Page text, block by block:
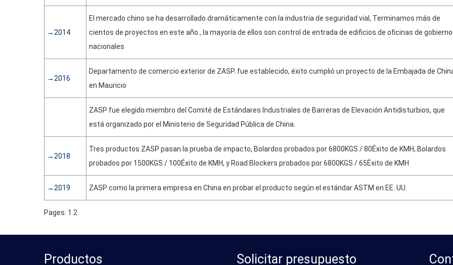
→2014
El mercado chino se ha desarrollado dramáticamente con la industria de seguridad vial, Terminamos más de
cientos de proyectos en este año., la mayoría de ellos son control de entrada de edificios de oficinas de
nacionales
→2016
Departamento de comercio exterior de ZASP. fue establecido, éxito cumplió un proyecto de la Embajada de
en Mauricio
ZASP fue elegido miembro del Comité de Estándares Industriales de Barreras de Elevación Antidisturbios, que
está organizado por el Ministerio de Seguridad Pública de China.
→2018
Tres productos ZASP pasan la prueba de impacto, Bolardos probados por 6800KGS / 80Éxito de KMH, Bolardos
probados por 1500KGS / 100Éxito de KMH, y Road Blockers probados por 6800KGS / 65Éxito de KMH
→2019 ZASP como la primera empresa en China en probar el producto según el estándar ASTM en EE. UU.
Pages: 1 2
Productos Solicitar presupuesto